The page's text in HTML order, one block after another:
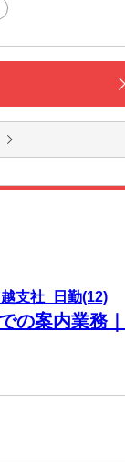
支社_日勤(12)
の案内業務｜